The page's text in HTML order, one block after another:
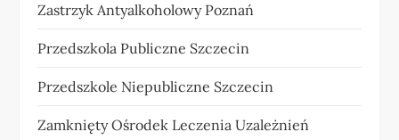
Zastrzyk Antyalkoholowy Poznań
Przedszkola Publiczne Szczecin
Przedszkole Niepubliczne Szczecin
Zamknięty Ośrodek Leczenia Uzależnień